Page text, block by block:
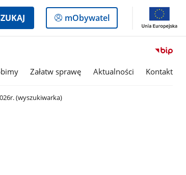
Logowanie
do
mObywatel
Załatw sprawę Aktualności Kontakt
(wyszukiwarka)